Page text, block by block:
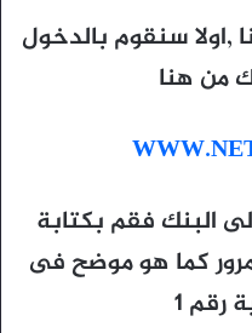
,اولا سنقوم بالدخول
من هنا
البنك فقم بكتابة
كما هو موضح فى
رقم 1